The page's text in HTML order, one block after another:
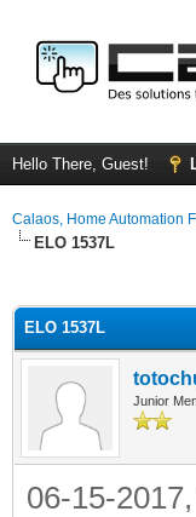
Hello There, Guest!
Calaos, Home Automation
ELO 1537L
ELO 1537L
Junior
06-15-